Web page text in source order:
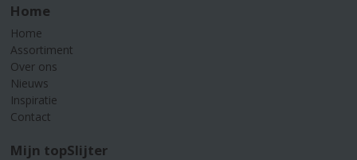
Home
Home
Assortiment
Over ons
Nieuws
Inspiratie
Contact
Mijn topSlijter